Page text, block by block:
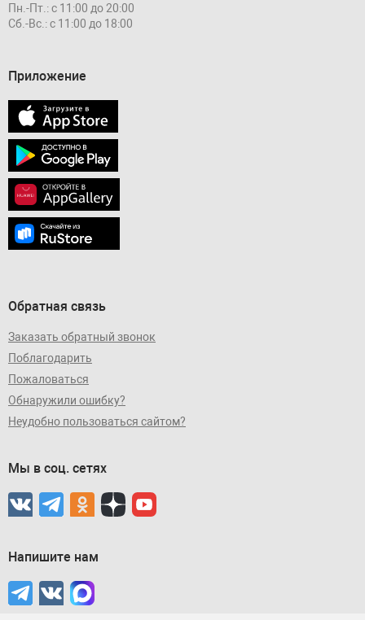
Пн.-Пт.: с 11:00 до 20:00
Сб.-Вс.: с 11:00 до 18:00
Приложение
Обратная связь
Заказать обратный звонок
Поблагодарить
Пожаловаться
Обнаружили ошибку?
Неудобно пользоваться сайтом?
Мы в соц. сетях
Напишите нам